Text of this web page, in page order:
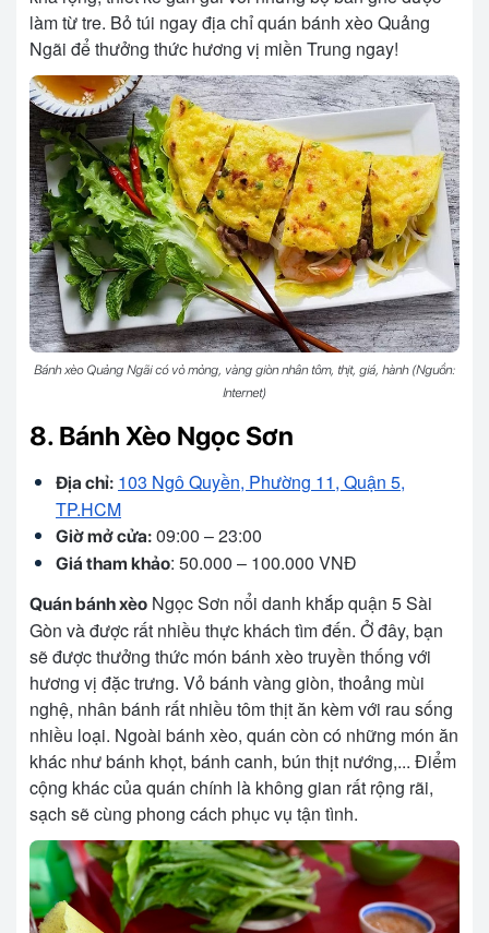
làm từ tre. Bỏ túi ngay địa chỉ quán bánh xèo Quảng
Ngãi để thưởng thức hương vị miền Trung ngay!
Bánh xèo Quảng Ngãi có vỏ mỏng, vàng giòn nhân tôm, thịt, giá, hành (Nguồn:
Internet)
8. Bánh Xèo Ngọc Sơn
Địa chỉ: 103 Ngô Quyền, Phường 11, Quận 5,
TP.HCM
Giờ mở cửa: 09:00 – 23:00
Giá tham khảo: 50.000 – 100.000 VNĐ
Quán bánh xèo Ngọc Sơn nổi danh khắp quận 5 Sài
Gòn và được rất nhiều thực khách tìm đến. Ở đây, bạn
sẽ được thưởng thức món bánh xèo truyền thống với
hương vị đặc trưng. Vỏ bánh vàng giòn, thoảng mùi
nghệ, nhân bánh rất nhiều tôm thịt ăn kèm với rau sống
nhiều loại. Ngoài bánh xèo, quán còn có những món ăn
khác như bánh khọt, bánh canh, bún thịt nướng,... Điểm
cộng khác của quán chính là không gian rất rộng rãi,
sạch sẽ cùng phong cách phục vụ tận tình.